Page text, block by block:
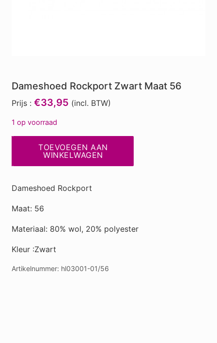
Dameshoed Rockport Zwart Maat 56
Prijs : €33,95 (incl. BTW)
1 op voorraad
Dameshoed
Rockport
Zwart
56
aantal
TOEVOEGEN AAN
WINKELWAGEN
Dameshoed Rockport
Maat: 56
Materiaal: 80% wol, 20% polyester
Kleur :Zwart
Artikelnummer: hl03001-01/56